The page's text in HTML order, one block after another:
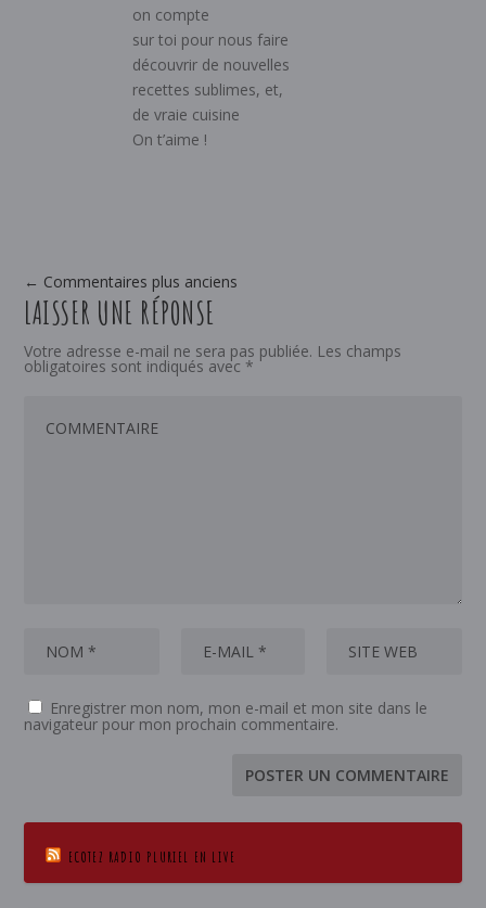
on compte
sur toi pour nous faire
découvrir de nouvelles
recettes sublimes, et,
de vraie cuisine
On t’aime !
← Commentaires plus anciens
LAISSER UNE RÉPONSE
Votre adresse e-mail ne sera pas publiée. Les champs
obligatoires sont indiqués avec *
Enregistrer mon nom, mon e-mail et mon site dans le
navigateur pour mon prochain commentaire.
ECOTEZ RADIO PLURIEL EN LIVE